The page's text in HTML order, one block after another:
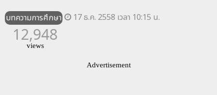
บทความการศึกษา 17 ธ.ค. 2558 เวลา 10:15 น.
12,948
views
Advertisement